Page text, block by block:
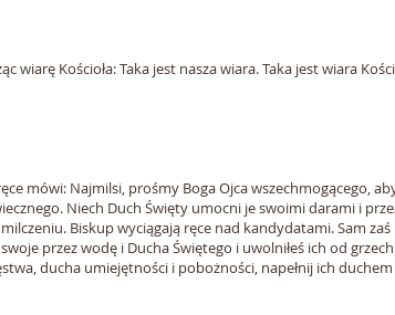
wiarę Kościoła: Taka jest nasza wiara. Taka jest wiara
mówi: Najmilsi, prośmy Boga Ojca wszechmogącego,
Niech Duch Święty umocni je swoimi darami i
Biskup wyciągają ręce nad kandydatami. Sam
przez wodę i Ducha Świętego i uwolniłeś ich od
ducha umiejętności i pobożności, napełnij ich